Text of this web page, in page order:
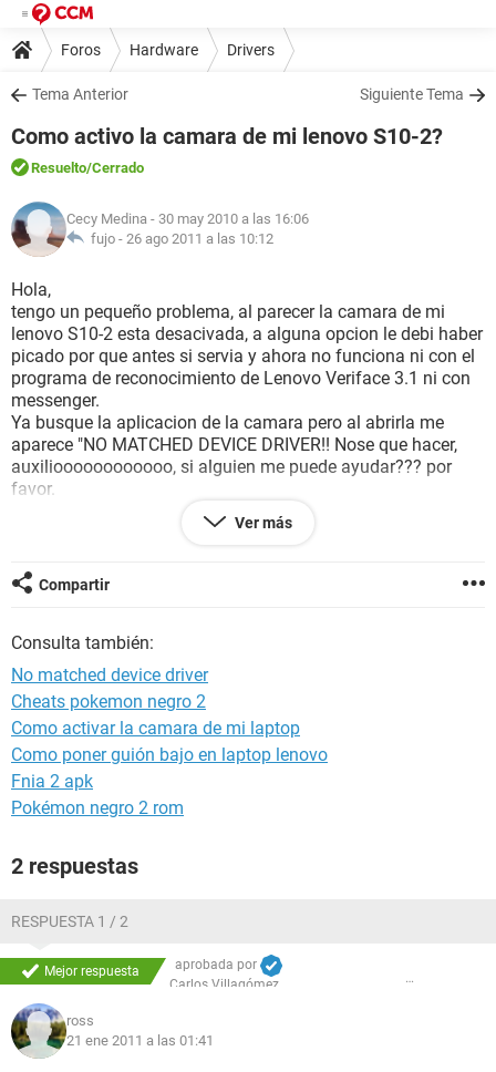
Foros Hardware Drivers
Tema Anterior Siguiente Tema
Como activo la camara de mi lenovo S10-2?
Resuelto/Cerrado
Cecy Medina - 30 may 2010 a las 16:06
fujo - 26 ago 2011 a las 10:12
Hola,
tengo un pequeño problema, al parecer la camara de mi
lenovo S10-2 esta desacivada, a alguna opcion le debi haber
picado por que antes si servia y ahora no funciona ni con el
programa de reconocimiento de Lenovo Veriface 3.1 ni con
messenger.
Ya busque la aplicacion de la camara pero al abrirla me
aparece "NO MATCHED DEVICE DRIVER!! Nose que hacer,
auxilioooooooooooo, si alguien me puede ayudar??? por
favor.
Mil gracias mi nombre es Cecy :D
Ver más
Compartir
Consulta también:
No matched device driver
Cheats pokemon negro 2
Como activar la camara de mi laptop
Como poner guión bajo en laptop lenovo
Fnia 2 apk
Pokémon negro 2 rom
2 respuestas
RESPUESTA 1 / 2
Mejor respuesta
aprobada por
Carlos Villagómez
ross
21 ene 2011 a las 01:41